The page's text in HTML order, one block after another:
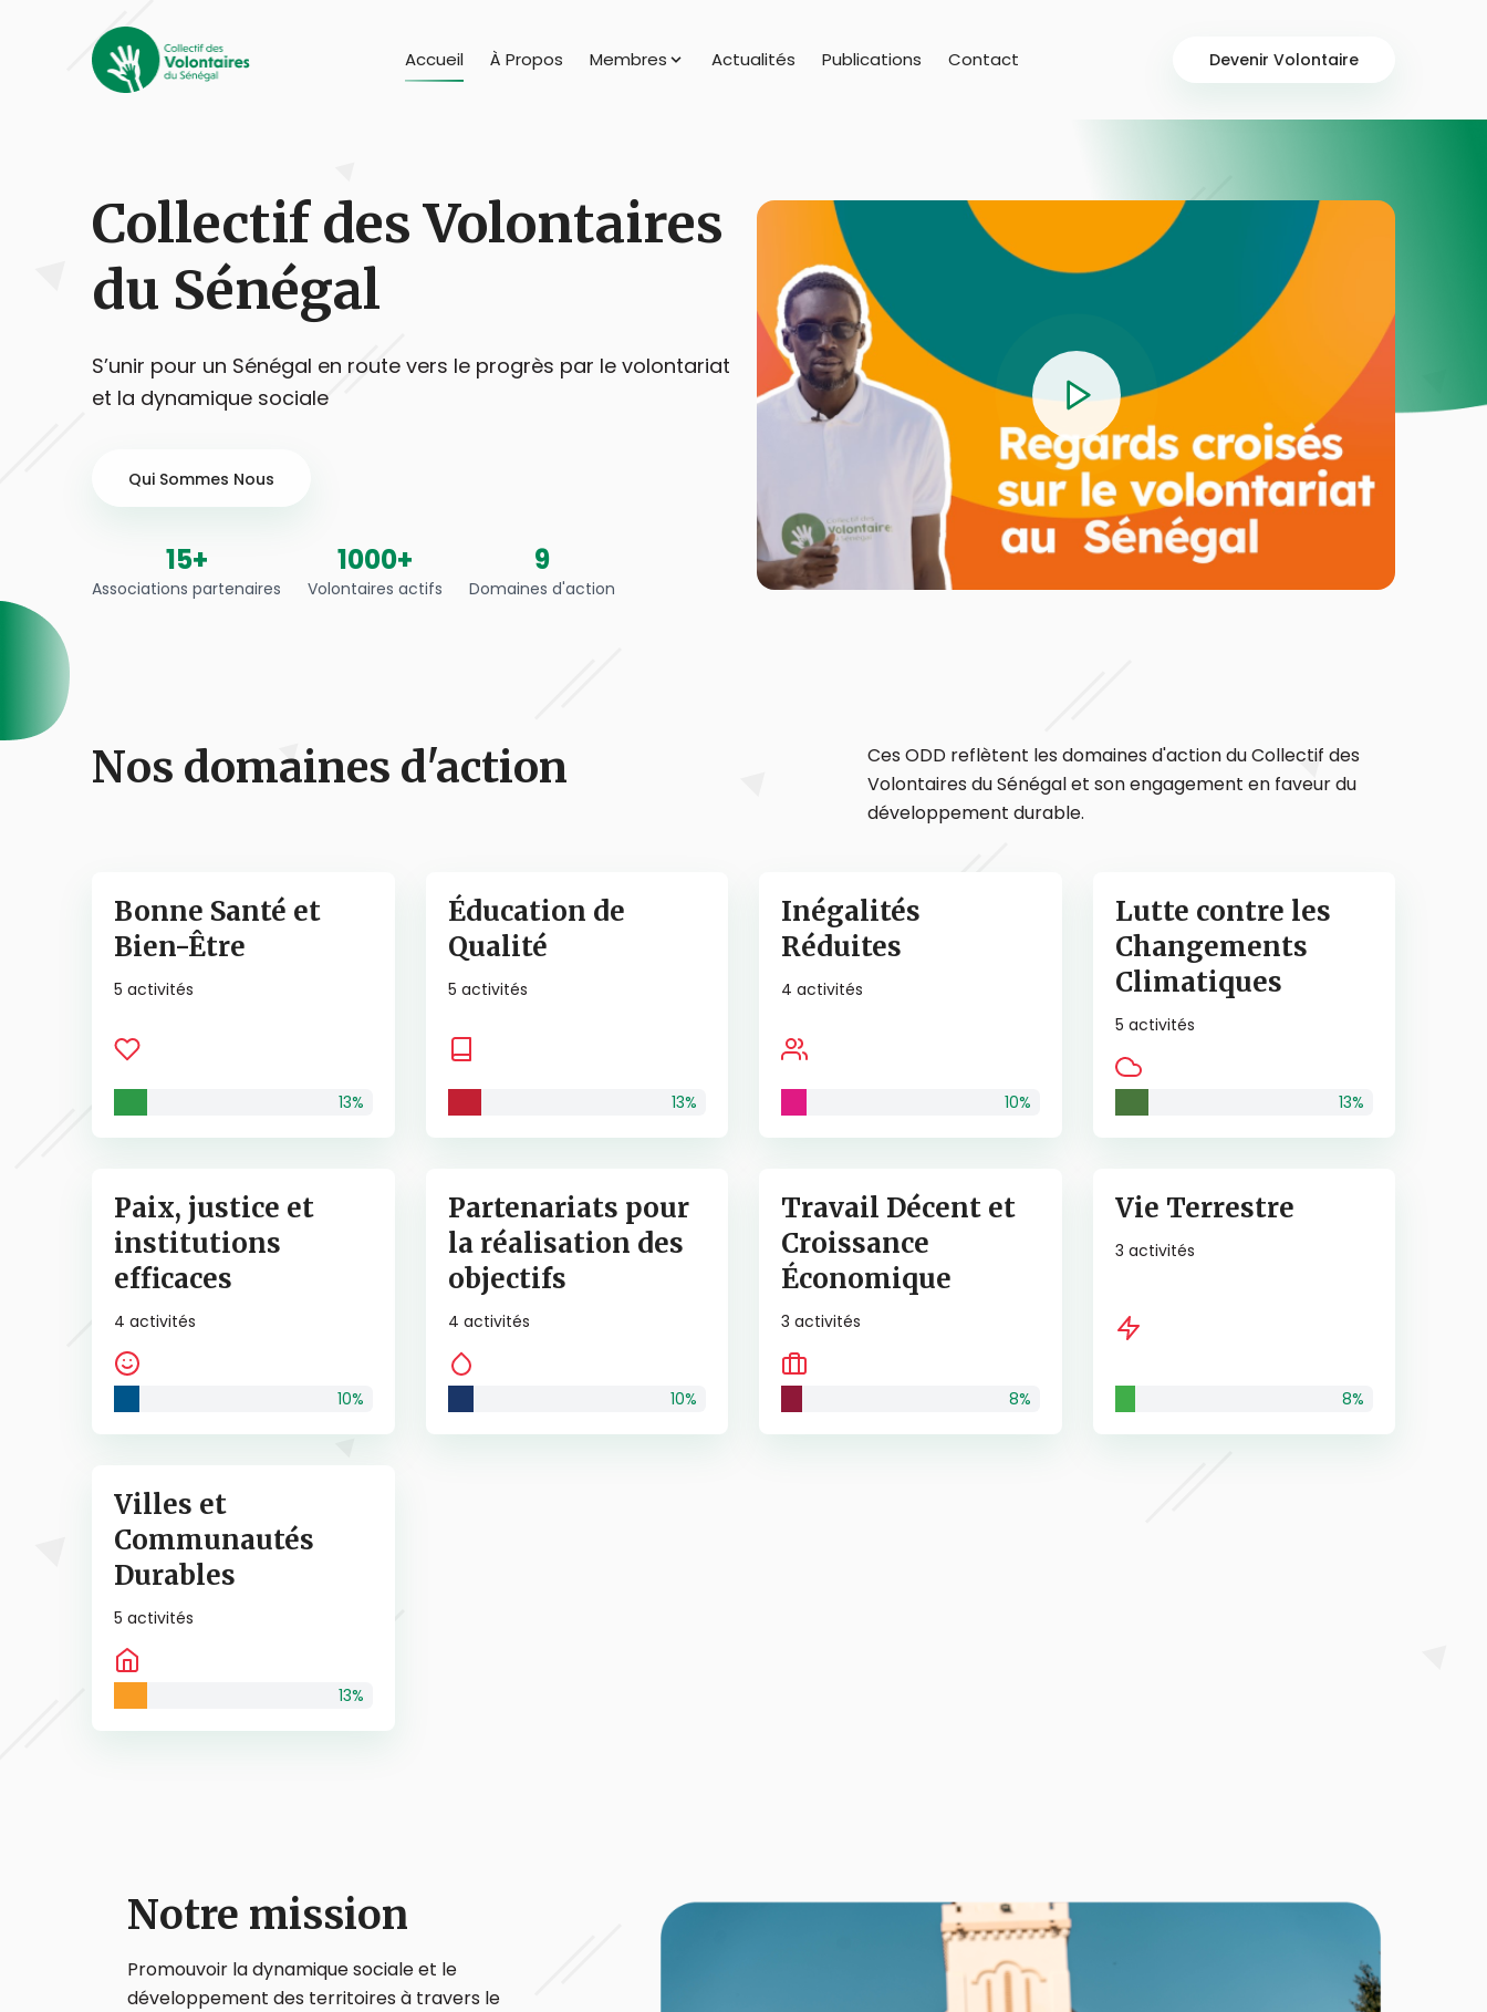
Accueil À Propos Membres Actualités Publications Contact Devenir Volontaire
Collectif des Volontaires
du Sénégal
S’unir pour un Sénégal en route vers le progrès par le volontariat
et la dynamique sociale
Qui Sommes Nous
15+
Associations partenaires
1000+
Volontaires actifs
9
Domaines d'action
Nos domaines d'action
Ces ODD reflètent les domaines d'action du Collectif des
Volontaires du Sénégal et son engagement en faveur du
développement durable.
Bonne Santé et
Bien-Être
5 activités
13%
Éducation de
Qualité
5 activités
13%
Inégalités
Réduites
4 activités
10%
Lutte contre les
Changements
Climatiques
5 activités
13%
Paix, justice et
institutions
efficaces
4 activités
10%
Partenariats pour
la réalisation des
objectifs
4 activités
10%
Travail Décent et
Croissance
Économique
3 activités
8%
Vie Terrestre
3 activités
8%
Villes et
Communautés
Durables
5 activités
13%
Notre mission
Promouvoir la dynamique sociale et le
développement des territoires à travers le